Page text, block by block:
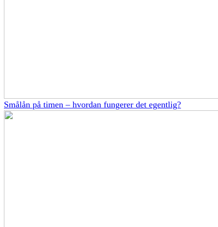
Smålån på timen – hvordan fungerer det egentlig?